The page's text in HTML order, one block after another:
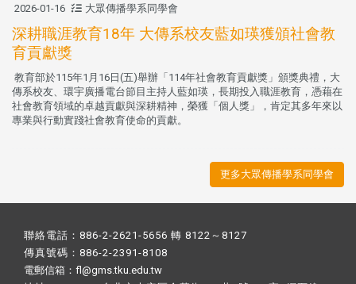
2026-01-16 大眾傳播學系同學會
深耕職涯教育18年 大傳系校友藍如瑛獲頒社會教
育貢獻獎
教育部於115年1月16日(五)舉辦「114年社會教育貢獻獎」頒獎典禮，大
傳系校友、環宇廣播電台節目主持人藍如瑛，長期投入職涯教育，憑藉在
社會教育領域的卓越貢獻與深耕精神，榮獲「個人獎」，肯定其多年來以
專業與行動實踐社會教育使命的貢獻。
更多大眾傳播學系同學會
聯絡電話：886-2-2621-5656 轉 8122～8127
傳真號碼：886-2-2391-8108
電郵信箱：fl@gms.tku.edu.tw